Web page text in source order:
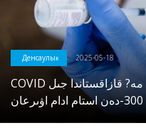
Денсаулық 2025-05-18
COVID قايتا كەلە مە? قازاقستاندا جىل